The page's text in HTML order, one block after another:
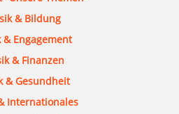
& Bildung
& Engagement
& Finanzen
& Gesundheit
Internationales